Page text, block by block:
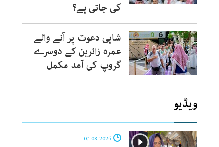
کی جاتی ہے؟
شاہی دعوت پر آنے والے
عمرہ زائرین کے دوسرے
گروپ کی آمد مکمل
ویڈیو